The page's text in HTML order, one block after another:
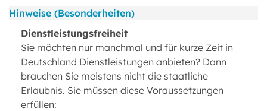
Hinweise (Besonderheiten)
Dienstleistungsfreiheit
Sie möchten nur manchmal und für kurze Zeit in
Deutschland Dienstleistungen anbieten? Dann
brauchen Sie meistens nicht die staatliche
Erlaubnis. Sie müssen diese Voraussetzungen
erfüllen: